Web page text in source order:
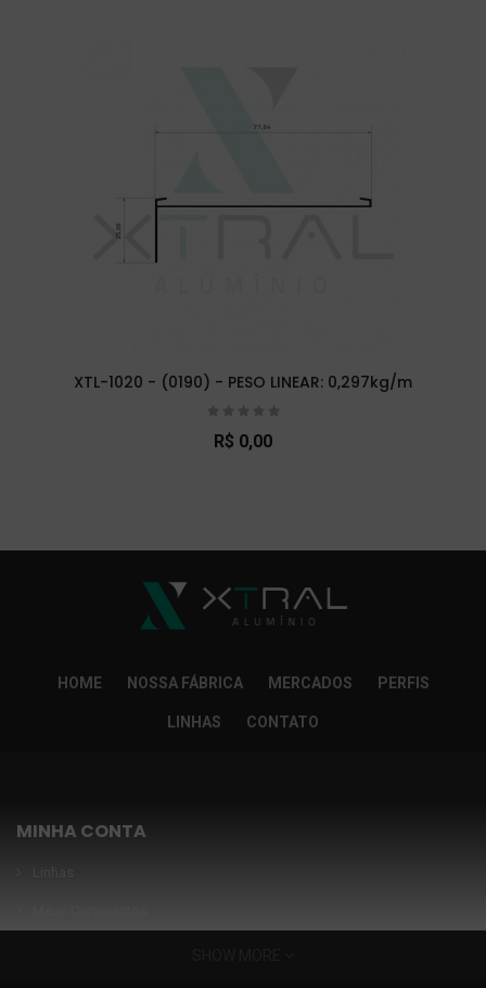
XTL-1020 - (0190) - PESO LINEAR: 0,297kg/m
R$ 0,00
HOME NOSSA FÁBRICA MERCADOS PERFIS
LINHAS CONTATO
MINHA CONTA